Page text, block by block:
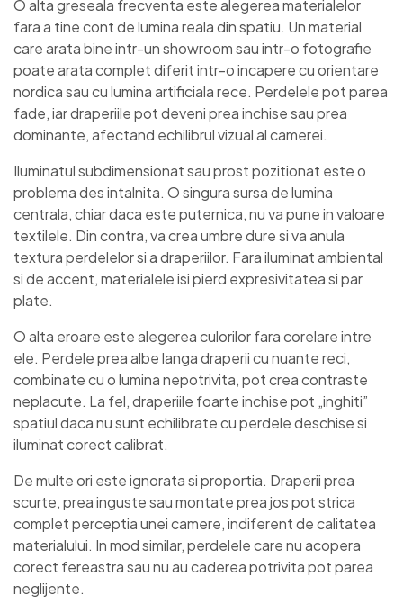
O alta greseala frecventa este alegerea materialelor
fara a tine cont de lumina reala din spatiu. Un material
care arata bine intr-un showroom sau intr-o fotografie
poate arata complet diferit intr-o incapere cu orientare
nordica sau cu lumina artificiala rece. Perdelele pot parea
fade, iar draperiile pot deveni prea inchise sau prea
dominante, afectand echilibrul vizual al camerei.
Iluminatul subdimensionat sau prost pozitionat este o
problema des intalnita. O singura sursa de lumina
centrala, chiar daca este puternica, nu va pune in valoare
textilele. Din contra, va crea umbre dure si va anula
textura perdelelor si a draperiilor. Fara iluminat ambiental
si de accent, materialele isi pierd expresivitatea si par
plate.
O alta eroare este alegerea culorilor fara corelare intre
ele. Perdele prea albe langa draperii cu nuante reci,
combinate cu o lumina nepotrivita, pot crea contraste
neplacute. La fel, draperiile foarte inchise pot „inghiti”
spatiul daca nu sunt echilibrate cu perdele deschise si
iluminat corect calibrat.
De multe ori este ignorata si proportia. Draperii prea
scurte, prea inguste sau montate prea jos pot strica
complet perceptia unei camere, indiferent de calitatea
materialului. In mod similar, perdelele care nu acopera
corect fereastra sau nu au caderea potrivita pot parea
neglijente.